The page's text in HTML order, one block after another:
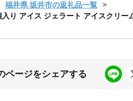
福井県 坂井市の返礼品一覧
り アイス ジェラート アイスクリ
ページをシェアする